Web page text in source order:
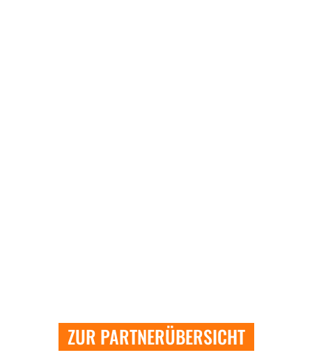
ZUR PARTNERÜBERSICHT